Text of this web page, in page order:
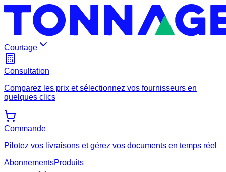
Courtage
Consultation
Comparez les prix et sélectionnez vos fournisseurs en
quelques clics
Commande
Pilotez vos livraisons et gérez vos documents en temps réel
AbonnementsProduits